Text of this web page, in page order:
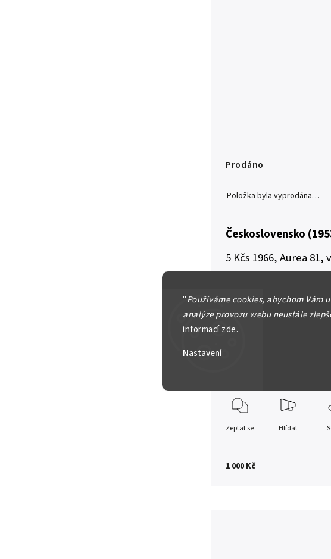
"Používáme cookies, abychom
analýze provozu webu neustále
informacízde.
Nastavení
1 000 Kč
Prodáno
Položka byla vyprodána…
Československo
5 Kčs 1966, Aurea
fotografie autentické.
Mincí máme skladem větší
osobní návštěvě.
Zeptat se Hlídat